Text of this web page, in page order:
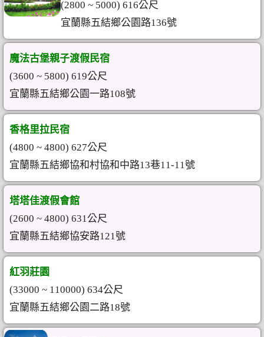
(2800 ~ 5000) 616公尺
宜蘭縣五結鄉公園路136號
魔法古堡親子渡假民宿
(3600 ~ 5800) 619公尺
宜蘭縣五結鄉公園一路108號
香格里拉民宿
(4800 ~ 4800) 627公尺
宜蘭縣五結鄉協和村協和中路13巷11-11號
塔塔佳渡假會館
(2600 ~ 4800) 631公尺
宜蘭縣五結鄉協安路121號
紅羽莊園
(33000 ~ 110000) 634公尺
宜蘭縣五結鄉公園二路18號